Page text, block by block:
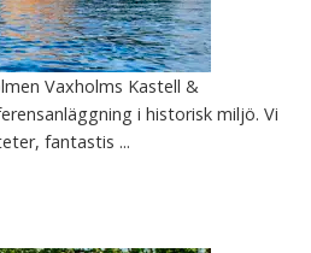
Vaxholms Kastell &
i historisk miljö. Vi
fantastis ...